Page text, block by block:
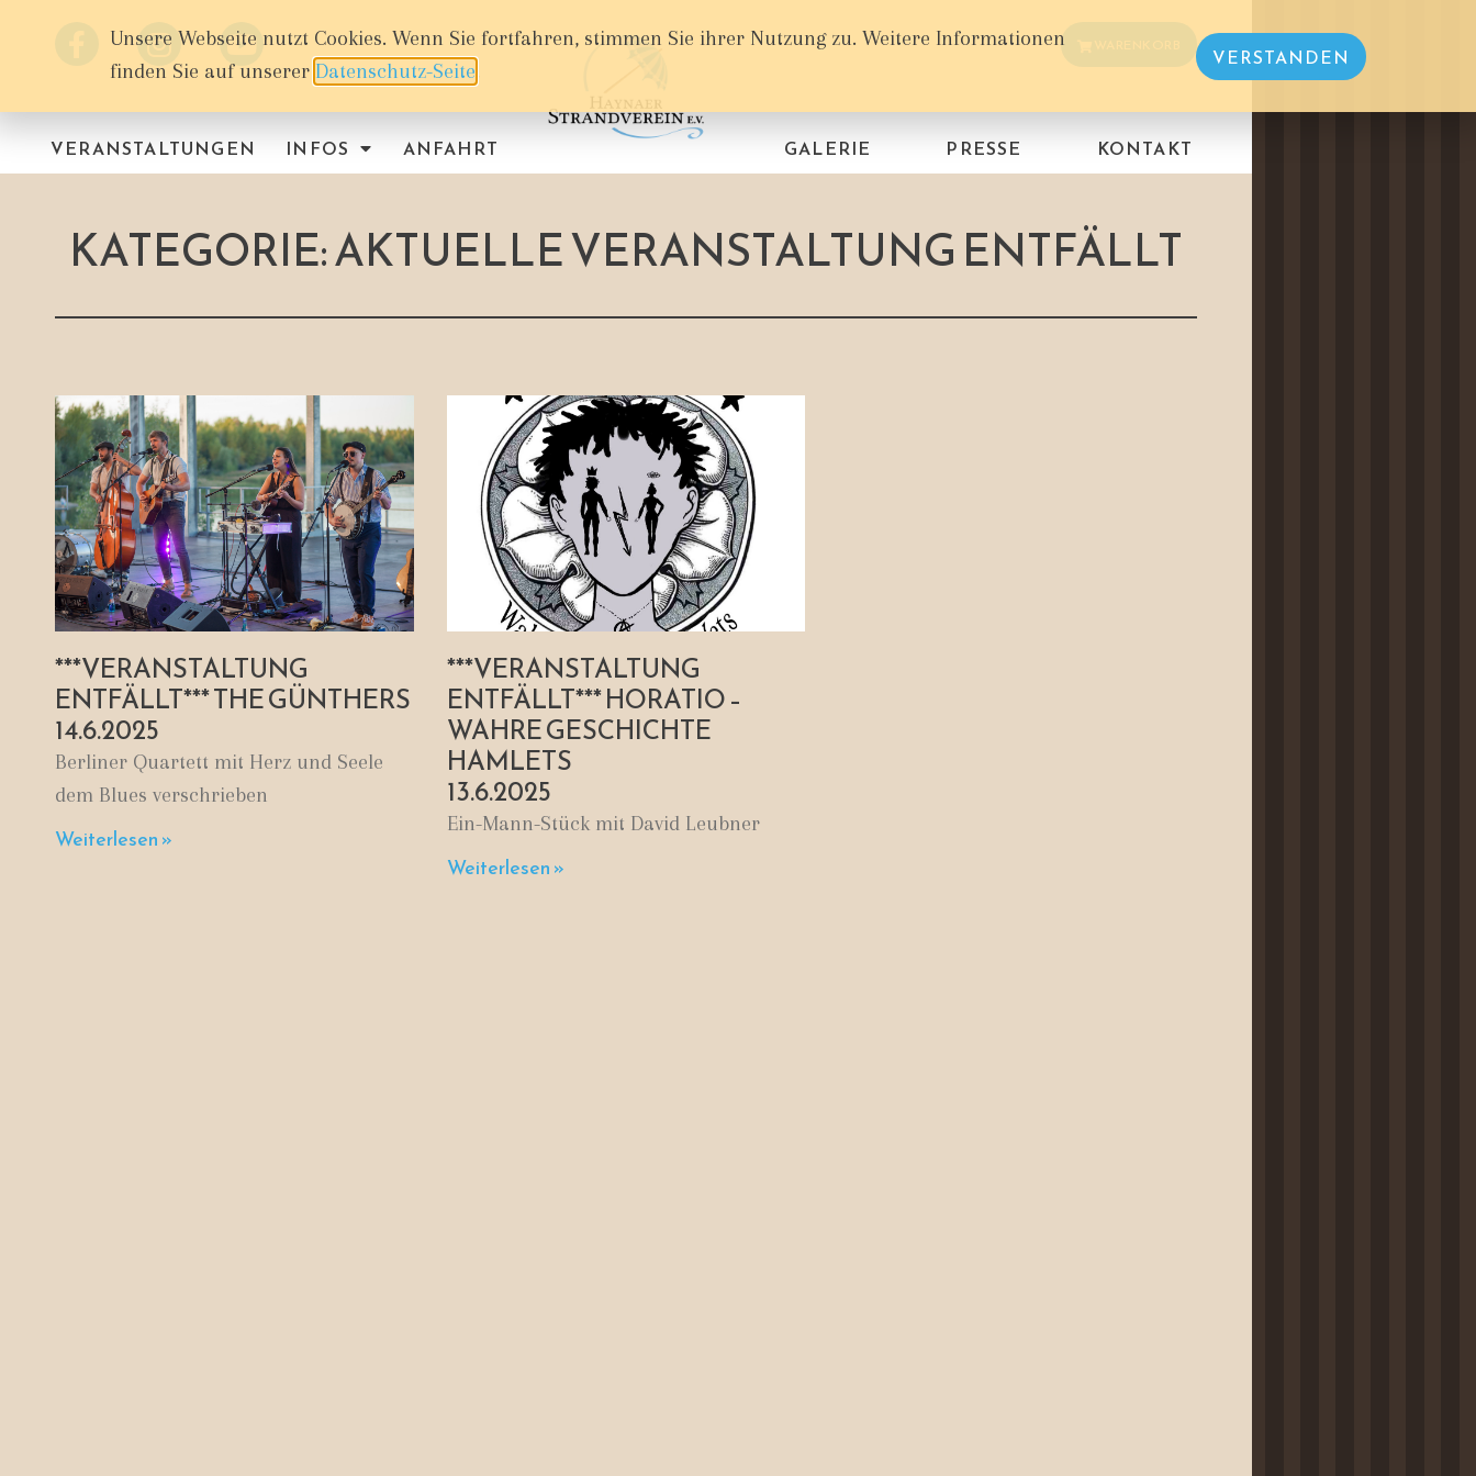
VERANSTALTUNGEN INFOS ANFAHRT GALERIE PRESSE KONTAKT
KATEGORIE: AKTUELLE VERANSTALTUNG ENTFÄLLT
***VERANSTALTUNG
ENTFÄLLT*** THE GÜNTHERS
14.6.2025
Berliner Quartett mit Herz und Seele
dem Blues verschrieben
Weiterlesen »
***VERANSTALTUNG
ENTFÄLLT*** HORATIO –
WAHRE GESCHICHTE
HAMLETS
13.6.2025
Ein-Mann-Stück mit David Leubner
Weiterlesen »
Unsere Webseite nutzt Cookies. Wenn Sie fortfahren, stimmen Sie ihrer Nutzung zu. Weitere Informationen
finden Sie auf unserer Datenschutz-Seite
VERSTANDEN